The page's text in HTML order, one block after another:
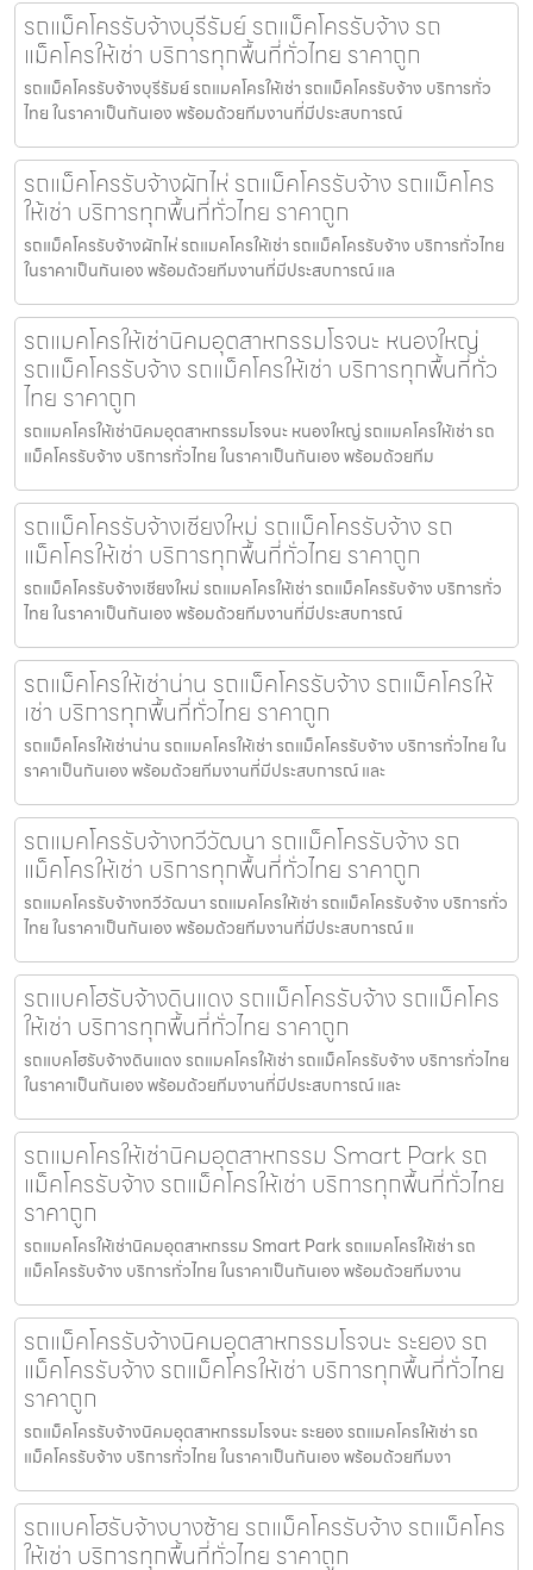
รถแม็คโครรับจ้างบุรีรัมย์ รถแม็คโครรับจ้าง รถ
แม็คโครให้เช่า บริการทุกพื้นที่ทั่วไทย ราคาถูก
รถแม็คโครรับจ้างบุรีรัมย์ รถแมคโครให้เช่า รถแม็คโครรับจ้าง บริการทั่ว
ไทย ในราคาเป็นกันเอง พร้อมด้วยทีมงานที่มีประสบการณ์
รถแม็คโครรับจ้างผักไห่ รถแม็คโครรับจ้าง รถแม็คโคร
ให้เช่า บริการทุกพื้นที่ทั่วไทย ราคาถูก
รถแม็คโครรับจ้างผักไห่ รถแมคโครให้เช่า รถแม็คโครรับจ้าง บริการทั่วไทย
ในราคาเป็นกันเอง พร้อมด้วยทีมงานที่มีประสบการณ์ แล
รถแมคโครให้เช่านิคมอุตสาหกรรมโรจนะ หนองใหญ่
รถแม็คโครรับจ้าง รถแม็คโครให้เช่า บริการทุกพื้นที่ทั่ว
ไทย ราคาถูก
รถแมคโครให้เช่านิคมอุตสาหกรรมโรจนะ หนองใหญ่ รถแมคโครให้เช่า รถ
แม็คโครรับจ้าง บริการทั่วไทย ในราคาเป็นกันเอง พร้อมด้วยทีม
รถแม็คโครรับจ้างเชียงใหม่ รถแม็คโครรับจ้าง รถ
แม็คโครให้เช่า บริการทุกพื้นที่ทั่วไทย ราคาถูก
รถแม็คโครรับจ้างเชียงใหม่ รถแมคโครให้เช่า รถแม็คโครรับจ้าง บริการทั่ว
ไทย ในราคาเป็นกันเอง พร้อมด้วยทีมงานที่มีประสบการณ์
รถแม็คโครให้เช่าน่าน รถแม็คโครรับจ้าง รถแม็คโครให้
เช่า บริการทุกพื้นที่ทั่วไทย ราคาถูก
รถแม็คโครให้เช่าน่าน รถแมคโครให้เช่า รถแม็คโครรับจ้าง บริการทั่วไทย ใน
ราคาเป็นกันเอง พร้อมด้วยทีมงานที่มีประสบการณ์ และ
รถแมคโครรับจ้างทวีวัฒนา รถแม็คโครรับจ้าง รถ
แม็คโครให้เช่า บริการทุกพื้นที่ทั่วไทย ราคาถูก
รถแมคโครรับจ้างทวีวัฒนา รถแมคโครให้เช่า รถแม็คโครรับจ้าง บริการทั่ว
ไทย ในราคาเป็นกันเอง พร้อมด้วยทีมงานที่มีประสบการณ์ แ
รถแบคโฮรับจ้างดินแดง รถแม็คโครรับจ้าง รถแม็คโคร
ให้เช่า บริการทุกพื้นที่ทั่วไทย ราคาถูก
รถแบคโฮรับจ้างดินแดง รถแมคโครให้เช่า รถแม็คโครรับจ้าง บริการทั่วไทย
ในราคาเป็นกันเอง พร้อมด้วยทีมงานที่มีประสบการณ์ และ
รถแมคโครให้เช่านิคมอุตสาหกรรม Smart Park รถ
แม็คโครรับจ้าง รถแม็คโครให้เช่า บริการทุกพื้นที่ทั่วไทย
ราคาถูก
รถแมคโครให้เช่านิคมอุตสาหกรรม Smart Park รถแมคโครให้เช่า รถ
แม็คโครรับจ้าง บริการทั่วไทย ในราคาเป็นกันเอง พร้อมด้วยทีมงาน
รถแม็คโครรับจ้างนิคมอุตสาหกรรมโรจนะ ระยอง รถ
แม็คโครรับจ้าง รถแม็คโครให้เช่า บริการทุกพื้นที่ทั่วไทย
ราคาถูก
รถแม็คโครรับจ้างนิคมอุตสาหกรรมโรจนะ ระยอง รถแมคโครให้เช่า รถ
แม็คโครรับจ้าง บริการทั่วไทย ในราคาเป็นกันเอง พร้อมด้วยทีมงา
รถแบคโฮรับจ้างบางซ้าย รถแม็คโครรับจ้าง รถแม็คโคร
ให้เช่า บริการทุกพื้นที่ทั่วไทย ราคาถูก